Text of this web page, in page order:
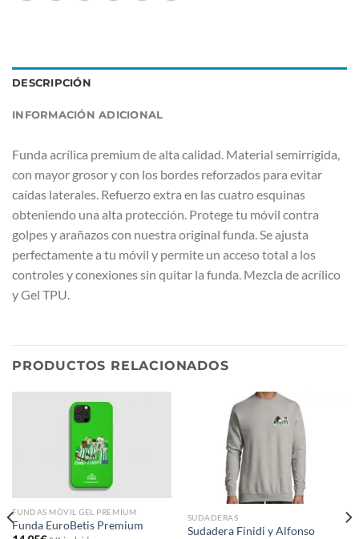
DESCRIPCIÓN
INFORMACIÓN ADICIONAL
Funda acrílica premium de alta calidad. Material semirrígida,
con mayor grosor y con los bordes reforzados para evitar
caídas laterales. Refuerzo extra en las cuatro esquinas
obteniendo una alta protección. Protege tu móvil contra
golpes y arañazos con nuestra original funda. Se ajusta
perfectamente a tu móvil y permite un acceso total a los
controles y conexiones sin quitar la funda. Mezcla de acrílico
y Gel TPU.
PRODUCTOS RELACIONADOS
FUNDAS MÓVIL GEL PREMIUM
Funda EuroBetis Premium
SUDADERAS
Sudadera Finidi y Alfonso